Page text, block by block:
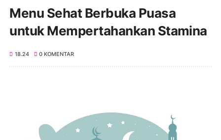
Menu Sehat Berbuka Puasa
untuk Mempertahankan Stamina
18.24 0 KOMENTAR